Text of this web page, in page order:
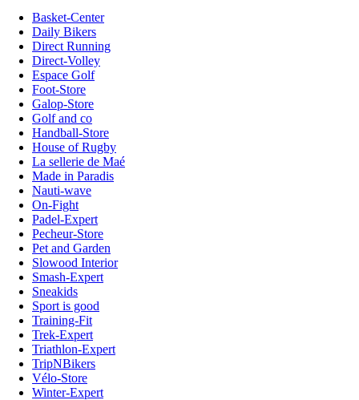
Basket-Center
Daily Bikers
Direct Running
Direct-Volley
Espace Golf
Foot-Store
Galop-Store
Golf and co
Handball-Store
House of Rugby
La sellerie de Maé
Made in Paradis
Nauti-wave
On-Fight
Padel-Expert
Pecheur-Store
Pet and Garden
Slowood Interior
Smash-Expert
Sneakids
Sport is good
Training-Fit
Trek-Expert
Triathlon-Expert
TripNBikers
Vélo-Store
Winter-Expert